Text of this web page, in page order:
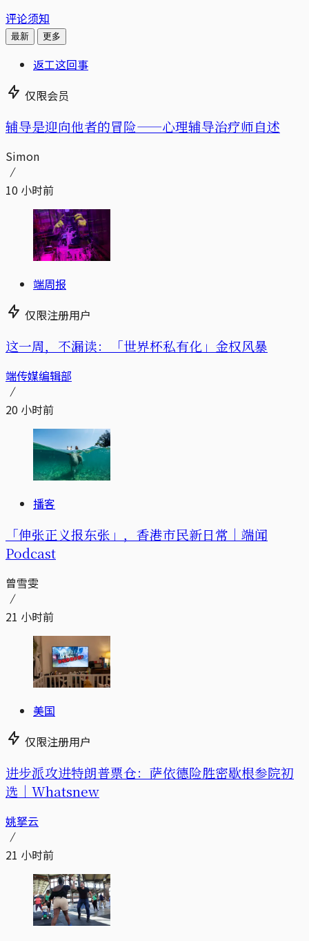
评论须知
最新 更多
返工这回事
仅限会员
辅导是迎向他者的冒险——心理辅导治疗师自述
Simon
10 小时前
端周报
仅限注册用户
这一周，不漏读：「世界杯私有化」金权风暴
端传媒编辑部
20 小时前
播客
「伸张正义报东张」，香港市民新日常｜端闻
Podcast
曾雪雯
21 小时前
美国
仅限注册用户
进步派攻进特朗普票仓：萨依德险胜密歇根参院初
选｜Whatsnew
姚拏云
21 小时前